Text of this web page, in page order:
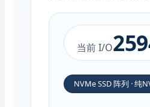
当前 I/O
NVMe SSD 阵列 · 纯